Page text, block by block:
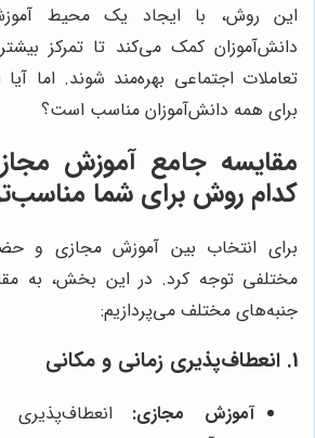
این روش، با ایجاد یک محیط
دانش‌آموزان کمک می‌کند تا تمرکز
تعاملات اجتماعی بهره‌مند شوند. اما
برای همه دانش‌آموزان مناسب است؟
مقایسه جامع آموزش
کدام روش برای شما
برای انتخاب بین آموزش مجازی و
مختلفی توجه کرد. در این بخش، به
جنبه‌های مختلف می‌پردازیم:
1. انعطاف‌پذیری زمانی و مکانی
آموزش مجازی: انعطاف‌پذیری